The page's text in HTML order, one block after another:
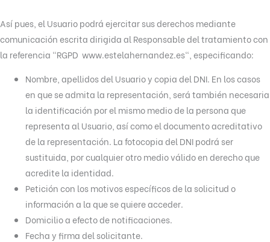
Así pues, el Usuario podrá ejercitar sus derechos mediante
comunicación escrita dirigida al Responsable del tratamiento con
la referencia “RGPD www.estelahernandez.es“, especificando:
Nombre, apellidos del Usuario y copia del DNI. En los casos
en que se admita la representación, será también necesaria
la identificación por el mismo medio de la persona que
representa al Usuario, así como el documento acreditativo
de la representación. La fotocopia del DNI podrá ser
sustituida, por cualquier otro medio válido en derecho que
acredite la identidad.
Petición con los motivos específicos de la solicitud o
información a la que se quiere acceder.
Domicilio a efecto de notificaciones.
Fecha y firma del solicitante.